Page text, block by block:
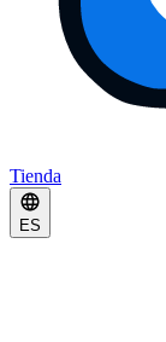
Tienda
ES